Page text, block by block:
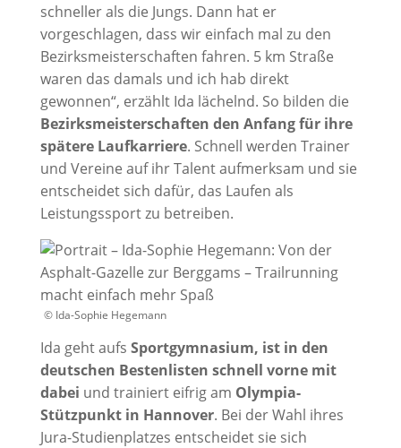
schneller als die Jungs. Dann hat er
vorgeschlagen, dass wir einfach mal zu den
Bezirksmeisterschaften fahren. 5 km Straße
waren das damals und ich hab direkt
gewonnen“, erzählt Ida lächelnd. So bilden die
Bezirksmeisterschaften den Anfang für ihre
spätere Laufkarriere. Schnell werden Trainer
und Vereine auf ihr Talent aufmerksam und sie
entscheidet sich dafür, das Laufen als
Leistungssport zu betreiben.
© Ida-Sophie Hegemann
Ida geht aufs Sportgymnasium, ist in den
deutschen Bestenlisten schnell vorne mit
dabei und trainiert eifrig am Olympia-
Stützpunkt in Hannover. Bei der Wahl ihres
Jura-Studienplatzes entscheidet sie sich